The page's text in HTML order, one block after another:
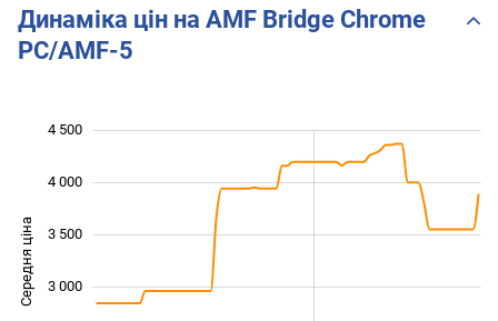
Динаміка цін на AMF Bridge Chrome
PC/AMF-5
Середня ціна 3 000
3 500
4 000
4 500